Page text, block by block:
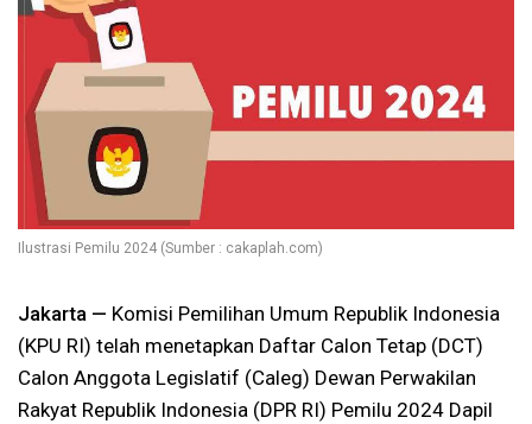
Ilustrasi Pemilu 2024 (Sumber : cakaplah.com)
Jakarta — Komisi Pemilihan Umum Republik Indonesia
(KPU RI) telah menetapkan Daftar Calon Tetap (DCT)
Calon Anggota Legislatif (Caleg) Dewan Perwakilan
Rakyat Republik Indonesia (DPR RI) Pemilu 2024 Dapil